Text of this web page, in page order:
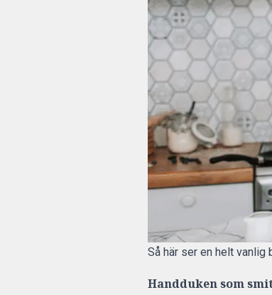
Så här ser en helt vanlig
Handduken som